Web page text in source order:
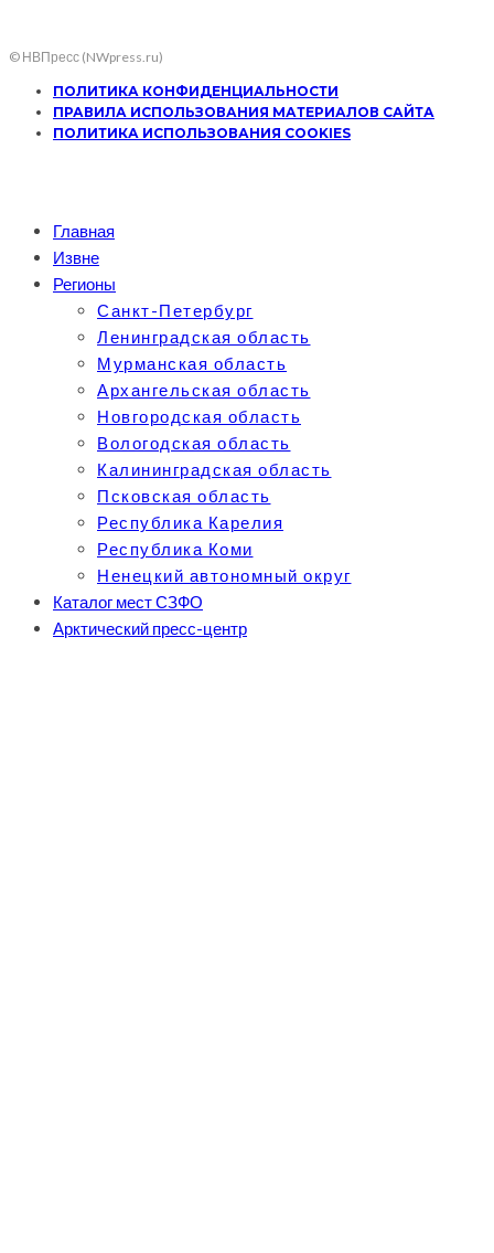
© НВПресс (NWpress.ru)
ПОЛИТИКА КОНФИДЕНЦИАЛЬНОСТИ
ПРАВИЛА ИСПОЛЬЗОВАНИЯ МАТЕРИАЛОВ САЙТА
ПОЛИТИКА ИСПОЛЬЗОВАНИЯ COOKIES
Главная
Извне
Регионы
Санкт-Петербург
Ленинградская область
Мурманская область
Архангельская область
Новгородская область
Вологодская область
Калининградская область
Псковская область
Республика Карелия
Республика Коми
Ненецкий автономный округ
Каталог мест СЗФО
Арктический пресс-центр